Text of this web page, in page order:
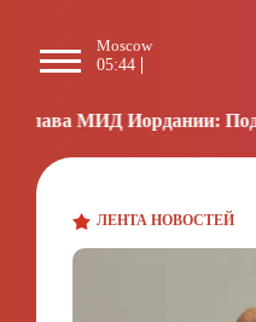
Moscow
05:44
Подписание мирного
ЛЕНТА НОВОСТЕЙ